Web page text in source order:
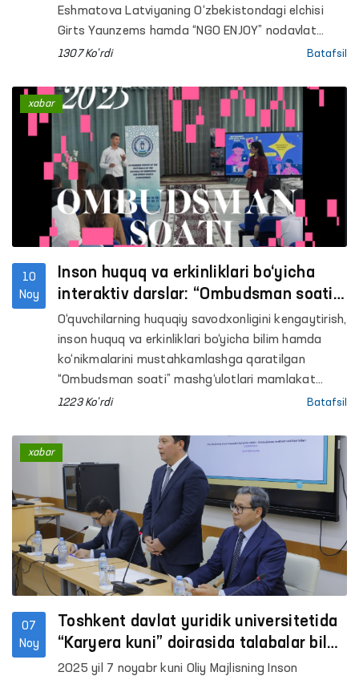
Eshmatova Latviyaning O‘zbekistondagi elchisi
Girts Yaunzems hamda “NGO ENJOY” nodavlat
tashkiloti vakillari bilan uchrashdi.
1307 Ko'rdi Batafsil
10
Noy
Inson huquq va erkinliklari bo‘yicha
interaktiv darslar: “Ombudsman soati”
orqali 1000 dan ortiq o‘quvchi qamrab
olindi
O‘quvchilarning huquqiy savodxonligini kengaytirish,
inson huquq va erkinliklari bo‘yicha bilim hamda
ko‘nikmalarini mustahkamlashga qaratilgan
“Ombudsman soati” mashg‘ulotlari mamlakat
miqyosida tizimli ravishda yo‘lga qo‘yildi.
1223 Ko'rdi Batafsil
xabar
07
Noy
Toshkent davlat yuridik universitetida
“Karyera kuni” doirasida talabalar bilan
muloqot o‘tkazildi
2025 yil 7 noyabr kuni Oliy Majlisning Inson
xabar